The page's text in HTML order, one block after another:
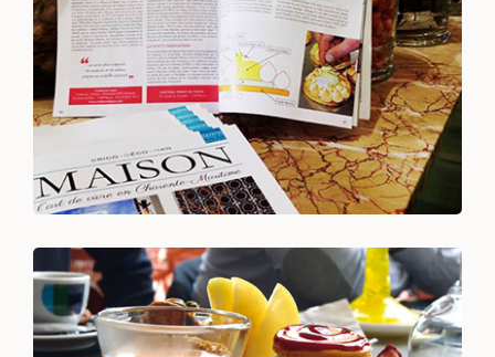
Voici un petit condensé des articles de presse
Voir +